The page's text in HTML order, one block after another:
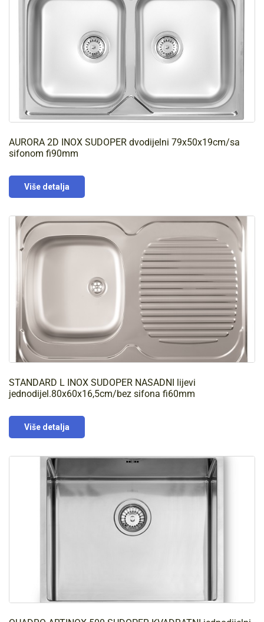
AURORA 2D INOX SUDOPER dvodijelni 79x50x19cm/sa
sifonom fi90mm
Više detalja
STANDARD L INOX SUDOPER NASADNI lijevi
jednodijel.80x60x16,5cm/bez sifona fi60mm
Više detalja